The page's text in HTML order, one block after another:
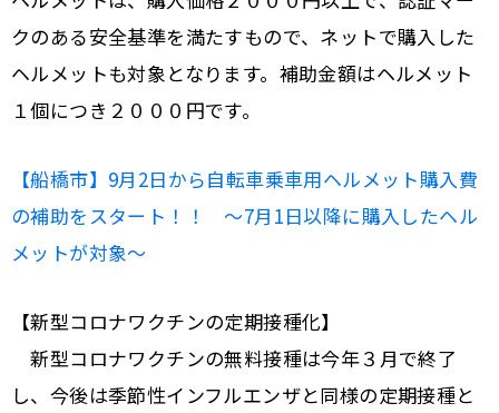
クのある安全基準を満たすもので、ネットで購入した
ヘルメットも対象となります。補助金額はヘルメット
１個につき２０００円です。
【船橋市】9月2日から自転車乗車用ヘルメット購入費
の補助をスタート！！ ～7月1日以降に購入したヘル
メットが対象～
【新型コロナワクチンの定期接種化】
新型コロナワクチンの無料接種は今年３月で終了
し、今後は季節性インフルエンザと同様の定期接種と